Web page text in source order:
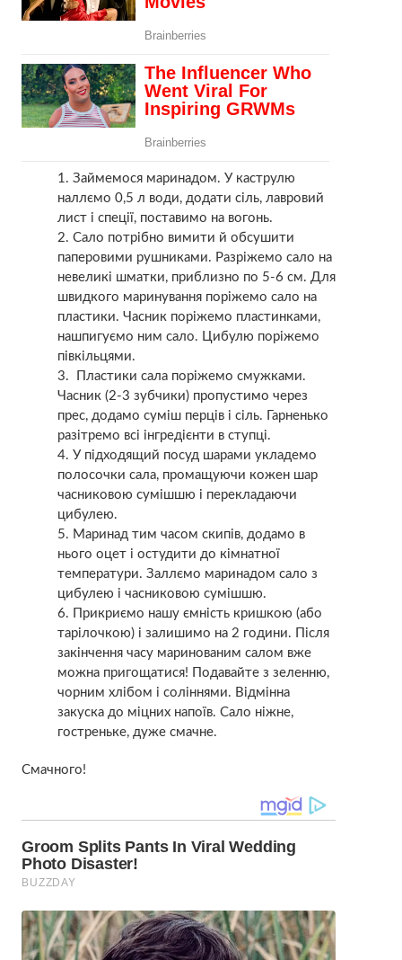
Займемося маринадом. У каструлю
наллємо 0,5 л води, додати сіль, лавровий
лист і спеції, поставимо на вогонь.
Сало потрібно вимити й обсушити
паперовими рушниками. Разрiжемo сало на
невеликі шматки, приблизно по 5-6 см. Для
швидкого маринування поріжемо сало на
пластики. Часник порiжемо пластинками,
нашпигуємо ним сало. Цибулю порiжемо
півкільцями.
Пластики сала порiжемо смужками.
Часник (2-3 зубчики) пропустимо через
прес, додамо суміш перців і сіль. Гарненько
разiтрeмo всі інгредієнти в ступці.
У підходящий посуд шарами укладемо
полосочки сала, промащуючи кожен шар
часниковою сумішшю і перекладаючи
цибулею.
Маринад тим часом скипів, додамо в
нього оцет і остудити до кімнатної
температури. Заллємо маринадом сало з
цибулею і часниковою сумішшю.
Прикриємо нашу ємність кришкою (або
тарілочкою) і залишимо на 2 години. Після
закінчення часу маринованим салом вже
можна пригощатися! Подавайте з зеленню,
чорним хлібом і соліннями. Відмінна
закуска до міцних напоїв. Сало ніжне,
гостреньке, дуже смачне.
Смачного!